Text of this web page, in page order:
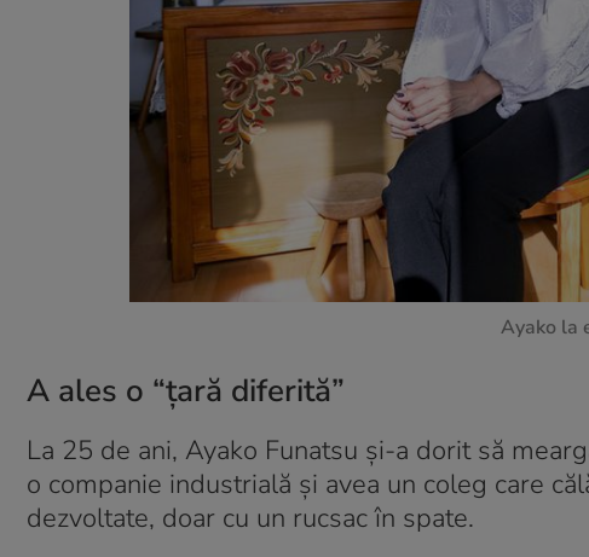
Ayako la
A ales o “țară diferită”
La 25 de ani, Ayako Funatsu și-a dorit să
o companie industrială și avea un coleg care
dezvoltate, doar cu un rucsac în spate.